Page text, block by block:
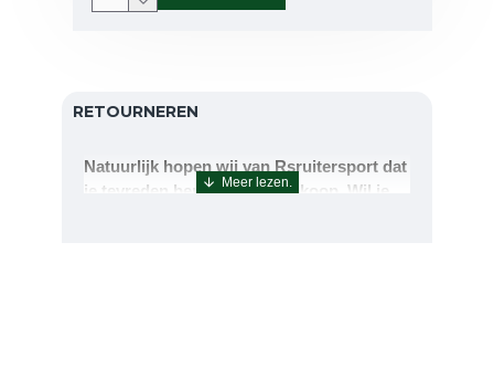
RETOURNEREN
Natuurlijk hopen wij van Rsruitersport dat
je tevreden bent met uw aankoop. Wil je